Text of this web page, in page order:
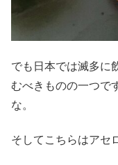
でも日本では滅多に
むべきものの一つで
な。
そしてこちらはアセ